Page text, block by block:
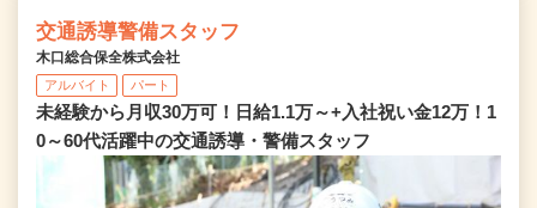
交通誘導警備スタッフ
木口総合保全株式会社
アルバイト パート
未経験から月収30万可！日給1.1万～+入社祝い金12万！1
0～60代活躍中の交通誘導・警備スタッフ